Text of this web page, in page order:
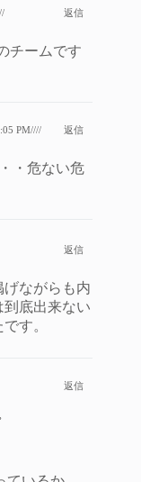
返信
チームです
PM//// 返信
・危ない危
返信
ながらも内
底出来ない
す。
返信